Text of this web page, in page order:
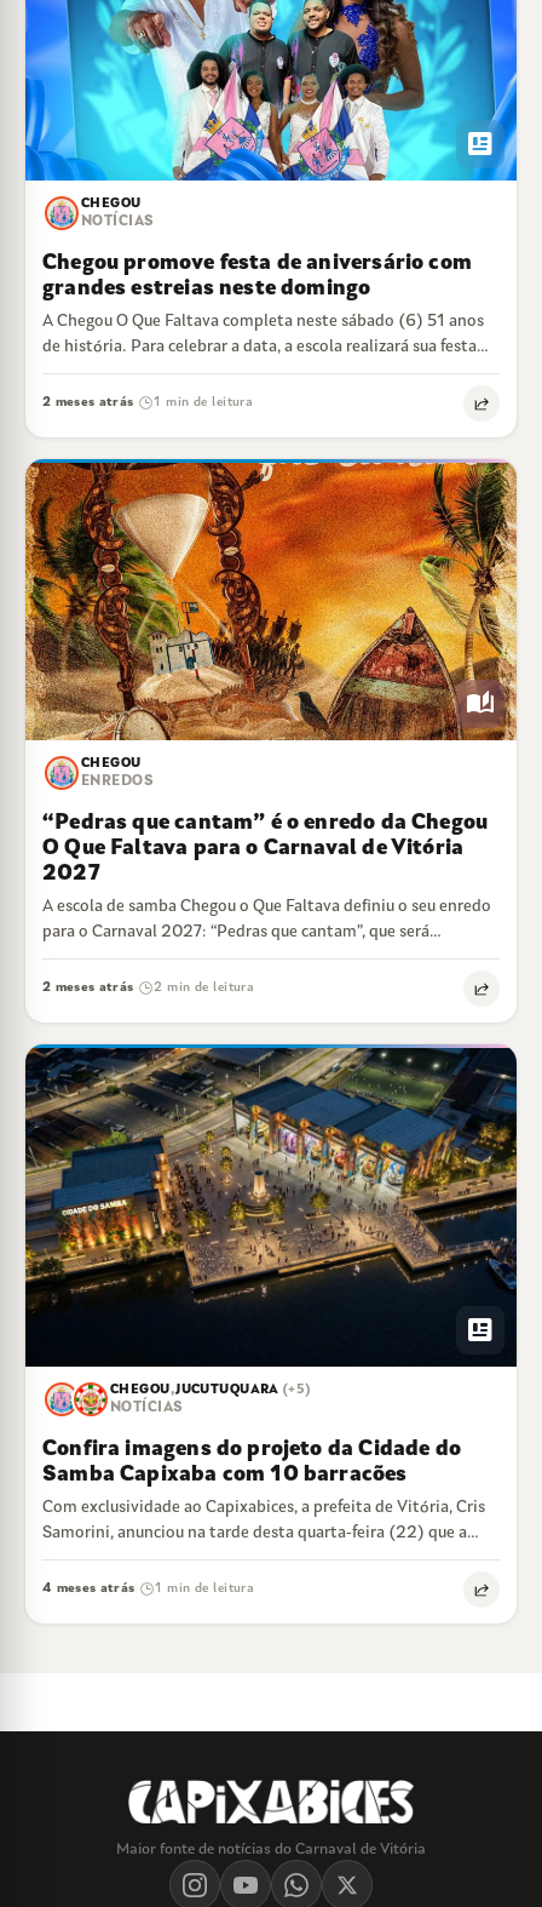
newsmode
CHEGOU
NOTÍCIAS
Chegou promove festa de aniversário com
grandes estreias neste domingo
A Chegou O Que Faltava completa neste sábado (6) 51 anos
de história. Para celebrar a data, a escola realizará sua festa…
2 meses atrás 1 min de leitura
auto_stories
CHEGOU
ENREDOS
“Pedras que cantam” é o enredo da Chegou
O Que Faltava para o Carnaval de Vitória
2027
A escola de samba Chegou o Que Faltava definiu o seu enredo
para o Carnaval 2027: “Pedras que cantam”, que será
desenvolvido…
2 meses atrás 2 min de leitura
newsmode
CHEGOU,JUCUTUQUARA (+5)
NOTÍCIAS
Confira imagens do projeto da Cidade do
Samba Capixaba com 10 barracões
Com exclusividade ao Capixabices, a prefeita de Vitória, Cris
Samorini, anunciou na tarde desta quarta-feira (22) que a
Cidade do Samba Capixaba…
4 meses atrás 1 min de leitura
Maior fonte de notícias do Carnaval de Vitória